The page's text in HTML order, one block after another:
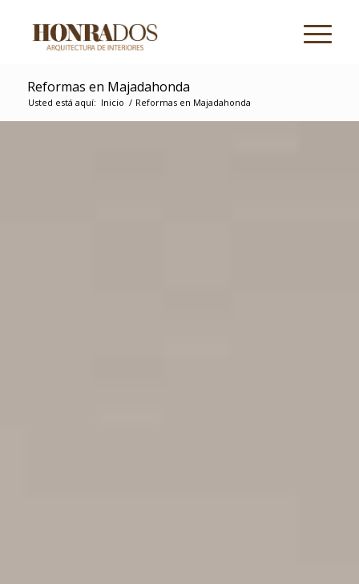
Reformas en Majadahonda
Usted está aquí: Inicio / Reformas en Majadahonda